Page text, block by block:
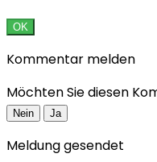
OK
Kommentar melden
Möchten Sie diesen
Nein Ja
Meldung gesendet